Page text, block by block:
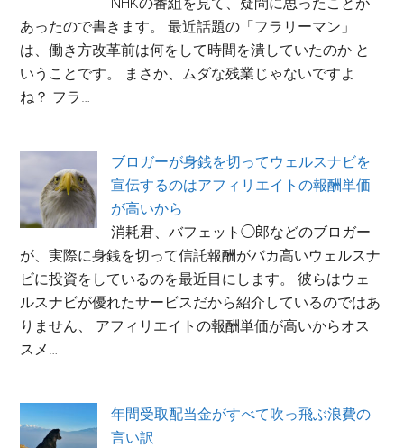
NHKの番組を見て、疑問に思ったことが
あったので書きます。 最近話題の「フラリーマン」
は、働き方改革前は何をして時間を潰していたのか と
いうことです。 まさか、ムダな残業じゃないですよ
ね？ フラ…
ブロガーが身銭を切ってウェルスナビを
宣伝するのはアフィリエイトの報酬単価
が高いから
消耗君、バフェット◯郎などのブロガー
が、実際に身銭を切って信託報酬がバカ高いウェルスナ
ビに投資をしているのを最近目にします。 彼らはウェ
ルスナビが優れたサービスだから紹介しているのではあ
りません、 アフィリエイトの報酬単価が高いからオス
スメ…
年間受取配当金がすべて吹っ飛ぶ浪費の
言い訳